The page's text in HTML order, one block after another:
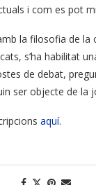
i com es pot
la filosofia de la
s’ha habilitat
de debat,
ser objecte de la
aquí.